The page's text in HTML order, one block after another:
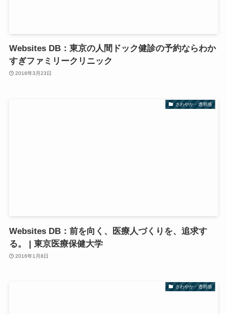
Websites DB：東京の人間ドック健診の予約ならわか
すぎファミリークリニック
2016年3月23日
さわやか・透明感
Websites DB：前を向く、医療人づくりを、追求す
る。 | 東京医療保健大学
2016年1月8日
さわやか・透明感